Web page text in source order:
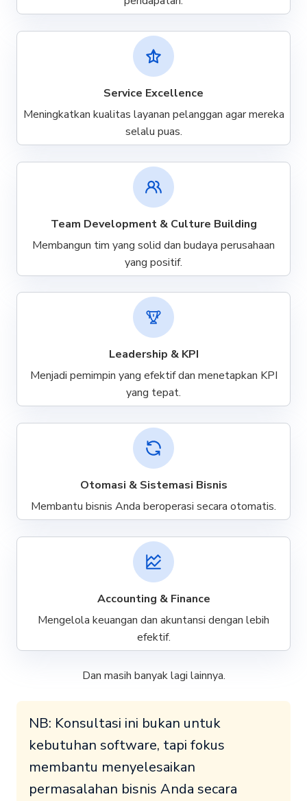
Service Excellence
Meningkatkan kualitas layanan pelanggan agar mereka
selalu puas.
Team Development & Culture Building
Membangun tim yang solid dan budaya perusahaan
yang positif.
Leadership & KPI
Menjadi pemimpin yang efektif dan menetapkan KPI
yang tepat.
Otomasi & Sistemasi Bisnis
Membantu bisnis Anda beroperasi secara otomatis.
Accounting & Finance
Mengelola keuangan dan akuntansi dengan lebih
efektif.
Dan masih banyak lagi lainnya.
NB: Konsultasi ini bukan untuk
kebutuhan software, tapi fokus
membantu menyelesaikan
permasalahan bisnis Anda secara